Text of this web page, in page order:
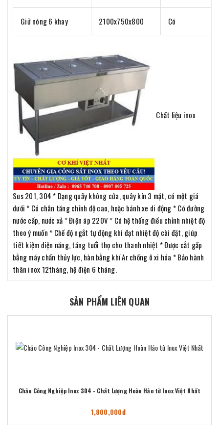
Giữ nóng 6 khay 2100x750x800 Có
Chất liệu inox
Sus 201, 304 * Dạng quầy không cửa, quây kín 3 mặt, có một giá
dưới * Có chân tăng chỉnh độ cao, hoặc bánh xe di động * Có đường
nước cấp, nước xả * Điện áp 220V * Có hệ thống điều chỉnh nhiệt độ
theo ý muốn * Chế độ ngắt tự động khi đạt nhiệt độ cài đặt, giúp
tiết kiệm điện năng, tăng tuổi thọ cho thanh nhiệt * Được cắt gấp
bằng máy chấn thủy lực, hàn bằng khí Ar chống ô xi hóa * Bảo hành
thân inox 12tháng, hệ điện 6 tháng.
SẢN PHẨM LIÊN QUAN
Chảo Công Nghiệp Inox 304 - Chất Lượng Hoàn Hảo từ Inox Việt Nhất
1,800,000đ